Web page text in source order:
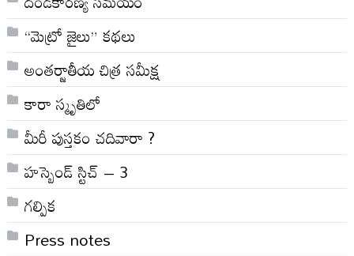
“మెట్రో జైలు” కథలు
అంతర్జాతీయ చిత్ర సమీక్ష
కారా స్మృతిలో
మీరీ పుస్తకం చదివారా ?
హస్బెండ్ స్టిచ్ – 3
గల్పిక
Press notes